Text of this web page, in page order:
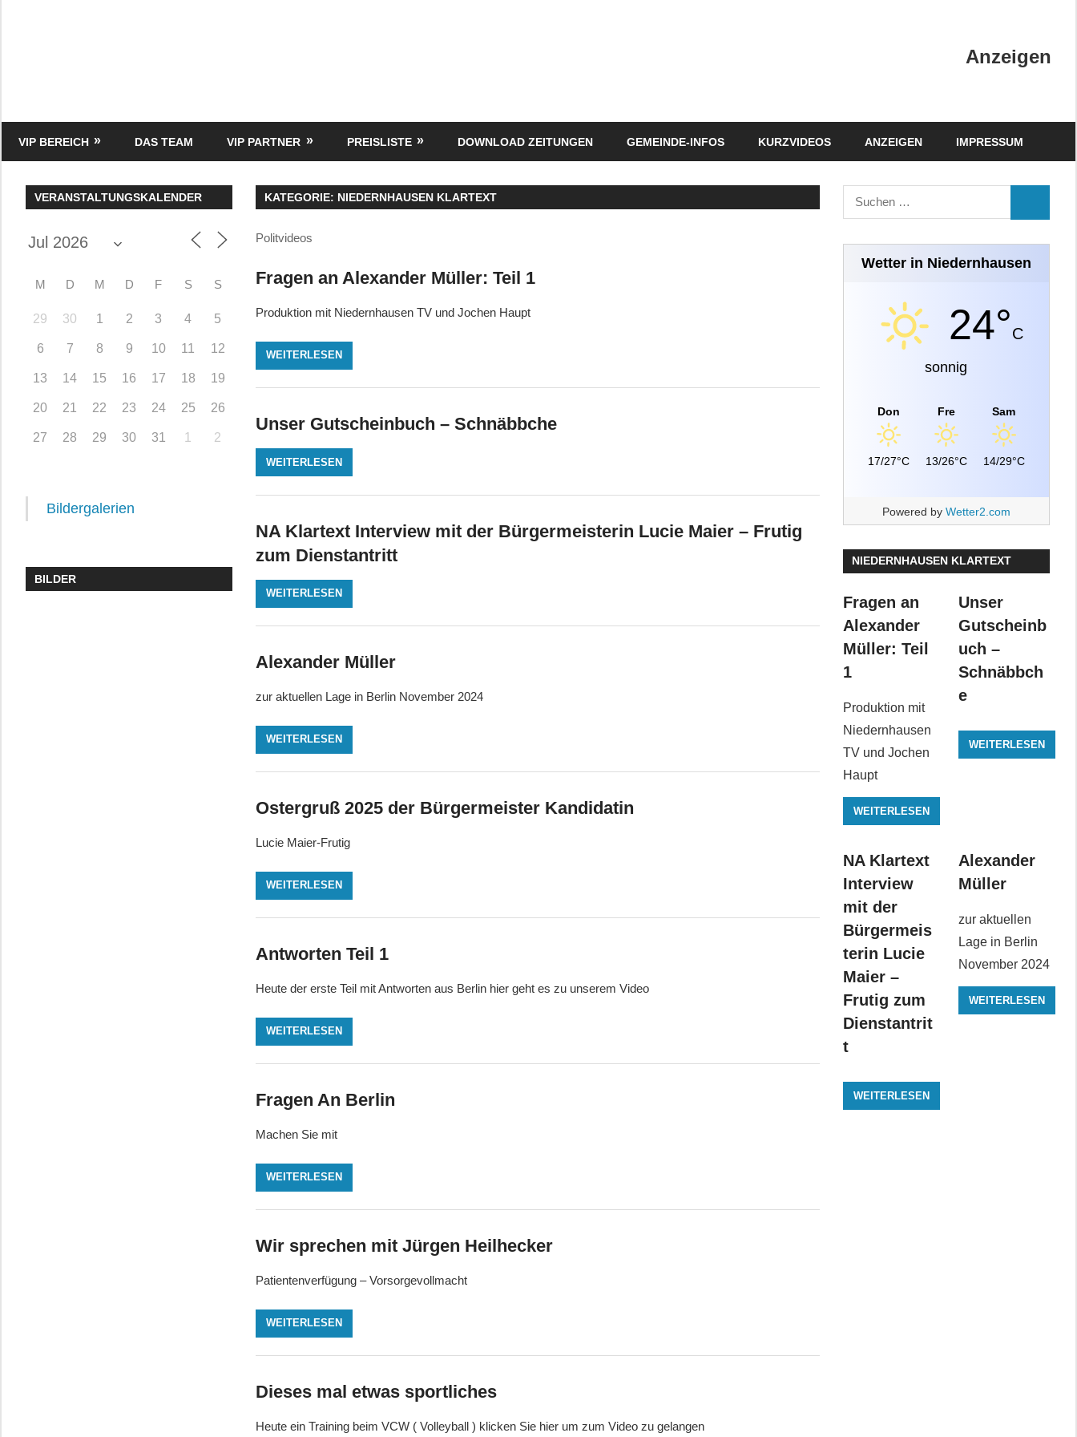
Media
Anzeigen
VIP BEREICH DAS TEAM VIP PARTNER PREISLISTE DOWNLOAD ZEITUNGEN GEMEINDE-INFOS KURZVIDEOS ANZEIGEN IMPRESSUM
KATEGORIE: NIEDERNHAUSEN KLARTEXT
Politvideos
Fragen an Alexander Müller: Teil 1
Produktion mit Niedernhausen TV und Jochen Haupt
WEITERLESEN
Unser Gutscheinbuch – Schnäbbche
WEITERLESEN
NA Klartext Interview mit der Bürgermeisterin Lucie Maier – Frutig
zum Dienstantritt
WEITERLESEN
Alexander Müller
zur aktuellen Lage in Berlin November 2024
WEITERLESEN
Ostergruß 2025 der Bürgermeister Kandidatin
Lucie Maier-Frutig
WEITERLESEN
Antworten Teil 1
Heute der erste Teil mit Antworten aus Berlin hier geht es zu unserem Video
WEITERLESEN
Fragen An Berlin
Machen Sie mit
WEITERLESEN
Wir sprechen mit Jürgen Heilhecker
Patientenverfügung – Vorsorgevollmacht
WEITERLESEN
Dieses mal etwas sportliches
Heute ein Training beim VCW ( Volleyball ) klicken Sie hier um zum Video zu gelangen
VERANSTALTUNGSKALENDER
M D M D F S S
29 30 1 2 3 4 5
6 7 8 9 10 11 12
13 14 15 16 17 18 19
20 21 22 23 24 25 26
27 28 29 30 31 1 2
Bildergalerien
BILDER
Suchen
nach:
Wetter in Niedernhausen
24°C
sonnig
Don
17/27°C
Fre
13/26°C
Sam
14/29°C
Powered by Wetter2.com
NIEDERNHAUSEN KLARTEXT
Fragen an
Alexander
Müller: Teil
1
Produktion mit
Niedernhausen
TV und Jochen
Haupt
WEITERLESEN
Unser
Gutscheinb
uch –
Schnäbbch
e
WEITERLESEN
NA Klartext
Interview
mit der
Bürgermeis
terin Lucie
Maier –
Frutig zum
Dienstantrit
t
WEITERLESEN
Alexander
Müller
zur aktuellen
Lage in Berlin
November 2024
WEITERLESEN